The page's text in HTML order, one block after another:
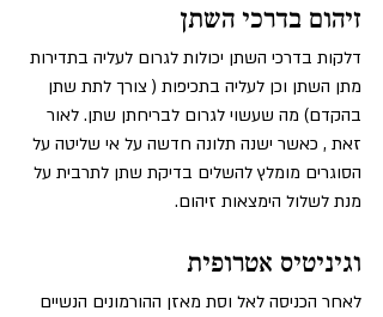
זיהום בדרכי השתן
דלקות בדרכי השתן יכולות לגרום לעליה בתדירות
מתן השתן וכן לעליה בתכיפות ( צורך לתת שתן
בהקדם) מה שעשוי לגרום לבריחתן שתן. לאור
זאת , כאשר ישנה תלונה חדשה על אי שליטה על
הסוגרים מומלץ להשלים בדיקת שתן לתרבית על
מנת לשלול הימצאות זיהום.
וגיניטיס אטרופית
לאחר הכניסה לאל וסת מאזן ההורמונים הנשיים